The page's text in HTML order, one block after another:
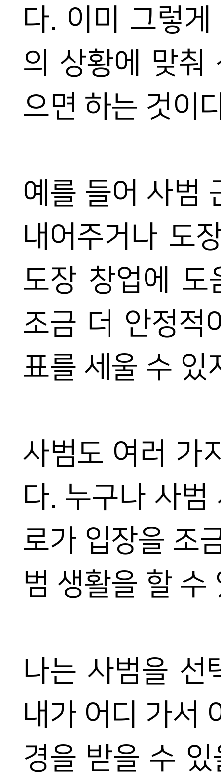
다. 이미 그렇
의 상황에 맞춰
으면 하는 것이
예를 들어 사범
내어주거나 도
도장 창업에 도
조금 더 안정적
표를 세울 수 있
사범도 여러 가
다. 누구나 사
로가 입장을 조
범 생활을 할 수
나는 사범을 선
내가 어디 가서
경을 받을 수
관련 뉴스
[이유빈 사범일
[이유빈 사범일
[이유빈 사범일